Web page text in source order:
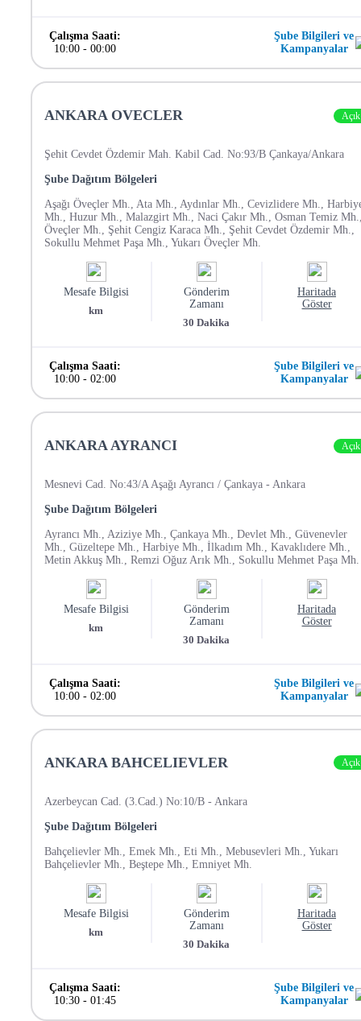
Çalışma Saati:
10:00- 00:00
Şube Bilgileri ve
Kampanyalar
ANKARA OVECLER Açık
Şehit Cevdet Özdemir Mah. Kabil Cad. No:93/B Çankaya/Ankara
Şube Dağıtım Bölgeleri
Aşağı Öveçler Mh., Ata Mh., Aydınlar Mh., Cevizlidere Mh.,
Mh., Huzur Mh., Malazgirt Mh., Naci Çakır Mh., Osman Temiz
Öveçler Mh., Şehit Cengiz Karaca Mh., Şehit Cevdet Özdemir Mh.,
Sokullu Mehmet Paşa Mh., Yukarı Öveçler Mh.
Mesafe Bilgisi
km
Gönderim
Zamanı
30 Dakika
Haritada
Göster
Çalışma Saati:
10:00- 02:00
Şube Bilgileri ve
Kampanyalar
ANKARA AYRANCI Açık
Mesnevi Cad. No:43/A Aşağı Ayrancı / Çankaya - Ankara
Şube Dağıtım Bölgeleri
Ayrancı Mh., Aziziye Mh., Çankaya Mh., Devlet Mh., Güvenevler
Mh., Güzeltepe Mh., Harbiye Mh., İlkadım Mh., Kavaklıdere Mh.,
Metin Akkuş Mh., Remzi Oğuz Arık Mh., Sokullu Mehmet Paşa Mh.
Mesafe Bilgisi
km
Gönderim
Zamanı
30 Dakika
Haritada
Göster
Çalışma Saati:
10:00- 02:00
Şube Bilgileri ve
Kampanyalar
ANKARA BAHCELIEVLER Açık
Azerbeycan Cad. (3.Cad.) No:10/B - Ankara
Şube Dağıtım Bölgeleri
Bahçelievler Mh., Emek Mh., Eti Mh., Mebusevleri Mh., Yukarı
Bahçelievler Mh., Beştepe Mh., Emniyet Mh.
Mesafe Bilgisi
km
Gönderim
Zamanı
30 Dakika
Haritada
Göster
Çalışma Saati:
10:30- 01:45
Şube Bilgileri ve
Kampanyalar